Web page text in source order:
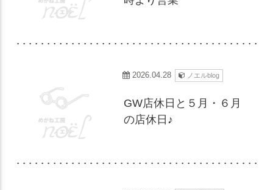
2026.04.28 ノエルblog
GW店休日と５月・６月
の店休日♪